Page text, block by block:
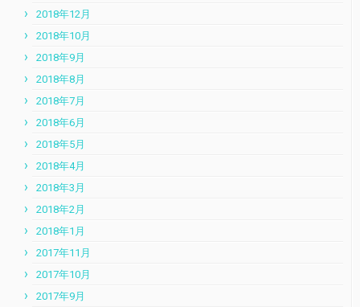
2018年12月
2018年10月
2018年9月
2018年8月
2018年7月
2018年6月
2018年5月
2018年4月
2018年3月
2018年2月
2018年1月
2017年11月
2017年10月
2017年9月